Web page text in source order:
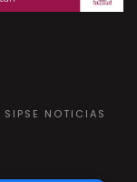
SIPSE NOTICIAS